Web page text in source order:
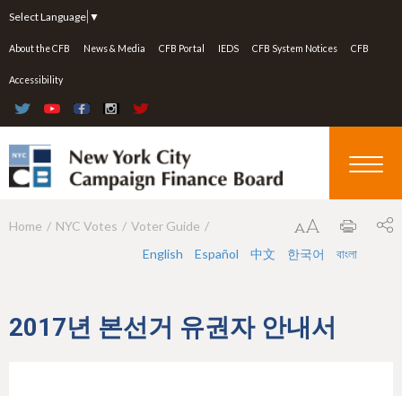
Select Language ▼
About the CFB News & Media CFB Portal IEDS CFB System Notices CFB
Accessibility
Y
a
Home NYC Votes
Voter Guide
English
Español 中文 한국어 বাংলা
2017년 본선거 유권자 안내서